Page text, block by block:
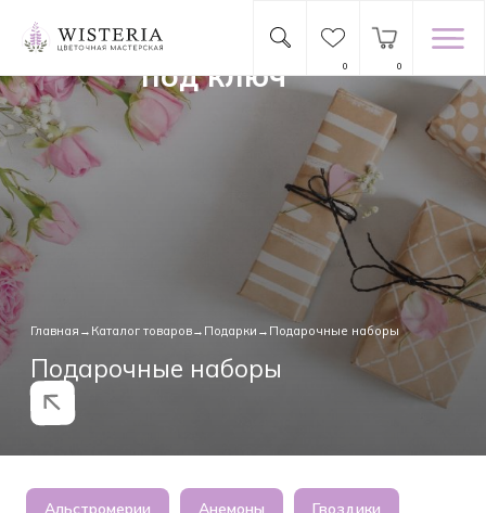
0 0
Подарочные наборы
Главная →Подарочные наборы
Идеальный сюрприз
под ключ
Альстромерии Анемоны Гвоздики